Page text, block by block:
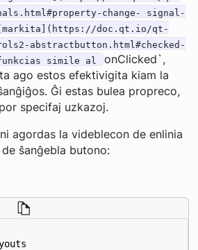
change- signal-
doc.qt.io/qt-
abstractbutton.html#checked-
simile al
onClicked`,
ago estos efektivigita kiam la
Ĝi estas bulea propreco,
specifaj uzkazoj.
agordas la videblecon de enlinia
ŝanĝebla butono: